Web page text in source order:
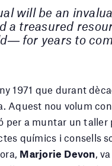
will be an
a treasured
for years to
1971 que durant
Aquest nou volum
per a muntar un taller
químics i consells
Marjorie Devon,